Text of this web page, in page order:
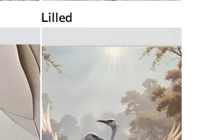
Lilled